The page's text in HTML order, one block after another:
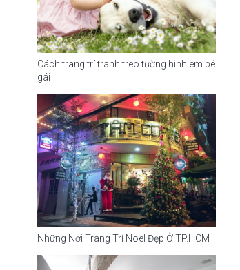
Cách trang trí tranh treo tường hình em bé
gái
Những Nơi Trang Trí Noel Đẹp Ở TP.HCM